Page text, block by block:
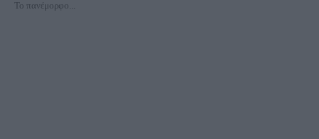
Το πανέμορφο...